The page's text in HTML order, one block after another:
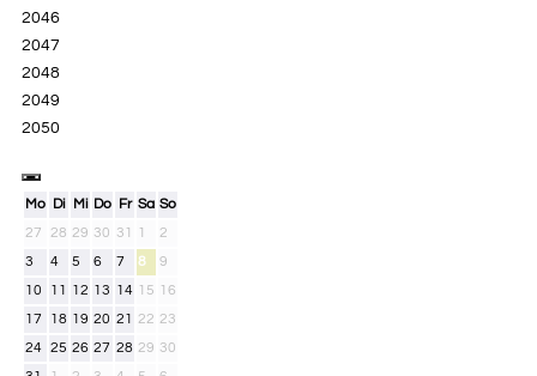
2046
2047
2048
2049
2050
Mo Di Mi Do Fr Sa So
27
28 29 30 31 1
2
3
4 5 6 7 8
9
10
11 12 13 14 15 16
17
18 19 20 21 22 23
24 25 26 27 28 29 30